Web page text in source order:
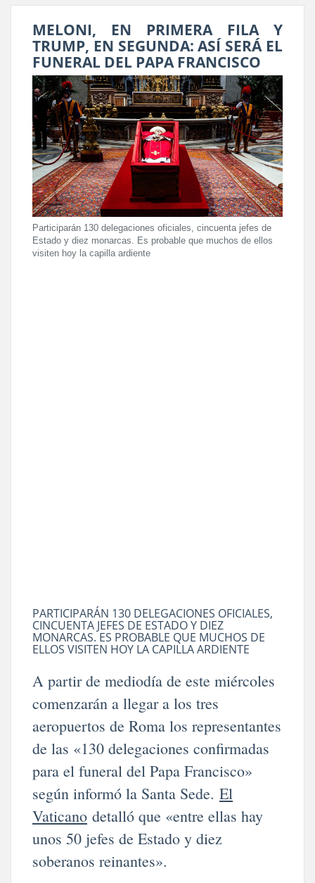
MELONI, EN PRIMERA FILA Y
TRUMP, EN SEGUNDA: ASÍ SERÁ EL
FUNERAL DEL PAPA FRANCISCO
Participarán 130 delegaciones oficiales, cincuenta jefes de
Estado y diez monarcas. Es probable que muchos de ellos
visiten hoy la capilla ardiente
PARTICIPARÁN 130 DELEGACIONES OFICIALES,
CINCUENTA JEFES DE ESTADO Y DIEZ
MONARCAS. ES PROBABLE QUE MUCHOS DE
ELLOS VISITEN HOY LA CAPILLA ARDIENTE
A partir de mediodía de este miércoles
comenzarán a llegar a los tres
aeropuertos de Roma los representantes
de las «130 delegaciones confirmadas
para el funeral del Papa Francisco»
según informó la Santa Sede. El
Vaticano detalló que «entre ellas hay
unos 50 jefes de Estado y diez
soberanos reinantes».